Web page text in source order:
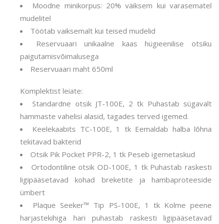
Moodne minikorpus: 20% väiksem kui varasematel
mudelitel
Töötab vaiksemalt kui teised mudelid
Reservuaari unikaalne kaas hügieenilise otsiku
paigutamisvõimalusega
Reservuaari maht 650ml
Komplektist leiate:
Standardne otsik JT-100E, 2 tk Puhastab sügavalt
hammaste vahelisi alasid, tagades terved igemed.
Keelekaabits TC-100E, 1 tk Eemaldab halba lõhna
tekitavad bakterid
Otsik Pik Pocket PPR-2, 1 tk Peseb igemetaskud
Ortodontiline otsik OD-100E, 1 tk Puhastab raskesti
ligipääsetavad kohad breketite ja hambaproteeside
ümbert
Plaque Seeker™ Tip PS-100E, 1 tk Kolme peene
harjastekihiga hari puhastab raskesti ligipääsetavad